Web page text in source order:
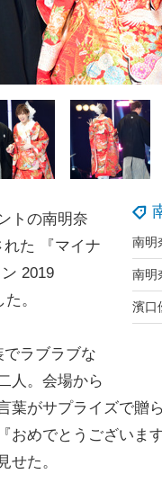
トの南明奈
た 『マイナ
2019
。
ラブラブな
人。会場から
葉がサプライズで贈
おめでとうございま
せた。